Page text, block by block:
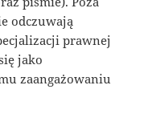
odczuwają
prawnej
jako
zaangażowaniu